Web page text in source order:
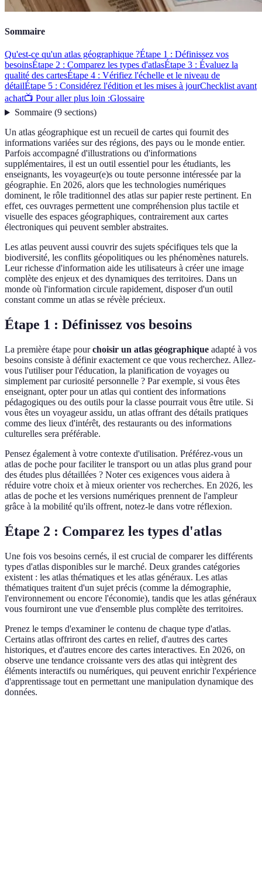
Sommaire
Qu'est-ce qu'un atlas géographique ?Étape 1 : Définissez vos
besoinsÉtape 2 : Comparez les types d'atlasÉtape 3 : Évaluez la
qualité des cartesÉtape 4 : Vérifiez l'échelle et le niveau de
détailÉtape 5 : Considérez l'édition et les mises à jourChecklist avant
achat📺 Pour aller plus loin :Glossaire
Sommaire(9 sections)
Un atlas géographique est un recueil de cartes qui fournit des
informations variées sur des régions, des pays ou le monde entier.
Parfois accompagné d'illustrations ou d'informations
supplémentaires, il est un outil essentiel pour les étudiants, les
enseignants, les voyageur(e)s ou toute personne intéressée par la
géographie. En 2026, alors que les technologies numériques
dominent, le rôle traditionnel des atlas sur papier reste pertinent. En
effet, ces ouvrages permettent une compréhension plus tactile et
visuelle des espaces géographiques, contrairement aux cartes
électroniques qui peuvent sembler abstraites.
Les atlas peuvent aussi couvrir des sujets spécifiques tels que la
biodiversité, les conflits géopolitiques ou les phénomènes naturels.
Leur richesse d'information aide les utilisateurs à créer une image
complète des enjeux et des dynamiques des territoires. Dans un
monde où l'information circule rapidement, disposer d'un outil
constant comme un atlas se révèle précieux.
Étape 1 : Définissez vos besoins
La première étape pourchoisir un atlas géographique adapté à vos
besoins consiste à définir exactement ce que vous recherchez. Allez-
vous l'utiliser pour l'éducation, la planification de voyages ou
simplement par curiosité personnelle ? Par exemple, si vous êtes
enseignant, opter pour un atlas qui contient des informations
pédagogiques ou des outils pour la classe pourrait vous être utile. Si
vous êtes un voyageur assidu, un atlas offrant des détails pratiques
comme des lieux d'intérêt, des restaurants ou des informations
culturelles sera préférable.
Pensez également à votre contexte d'utilisation. Préférez-vous un
atlas de poche pour faciliter le transport ou un atlas plus grand pour
des études plus détaillées ? Noter ces exigences vous aidera à
réduire votre choix et à mieux orienter vos recherches. En 2026, les
atlas de poche et les versions numériques prennent de l'ampleur
grâce à la mobilité qu'ils offrent, notez-le dans votre réflexion.
Étape 2 : Comparez les types d'atlas
Une fois vos besoins cernés, il est crucial de comparer les différents
types d'atlas disponibles sur le marché. Deux grandes catégories
existent : les atlas thématiques et les atlas généraux. Les atlas
thématiques traitent d'un sujet précis (comme la démographie,
l'environnement ou encore l'économie), tandis que les atlas généraux
vous fourniront une vue d'ensemble plus complète des territoires.
Prenez le temps d'examiner le contenu de chaque type d'atlas.
Certains atlas offriront des cartes en relief, d'autres des cartes
historiques, et d'autres encore des cartes interactives. En 2026, on
observe une tendance croissante vers des atlas qui intègrent des
éléments interactifs ou numériques, qui peuvent enrichir l'expérience
d'apprentissage tout en permettant une manipulation dynamique des
données.